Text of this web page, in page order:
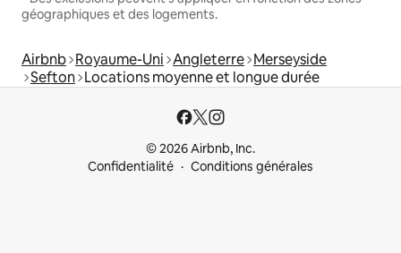
géographiques et des logements.
Airbnb Royaume-Uni Angleterre Merseyside
Sefton Locations moyenne et longue durée
© 2026 Airbnb, Inc.
Confidentialité
Conditions générales